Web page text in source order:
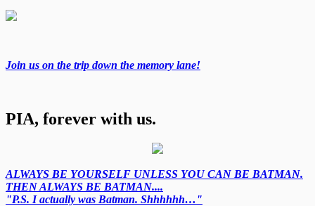
Join us on the trip down the memory lane!
PIA, forever with us.
ALWAYS BE YOURSELF UNLESS YOU CAN BE BATMAN.
THEN ALWAYS BE BATMAN....
"P.S. I actually was Batman. Shhhhhh…"